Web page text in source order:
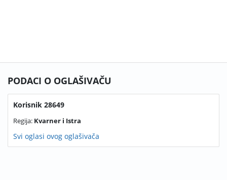
PODACI O OGLAŠIVAČU
Korisnik 28649
Regija: Kvarner i Istra
Svi oglasi ovog oglašivača